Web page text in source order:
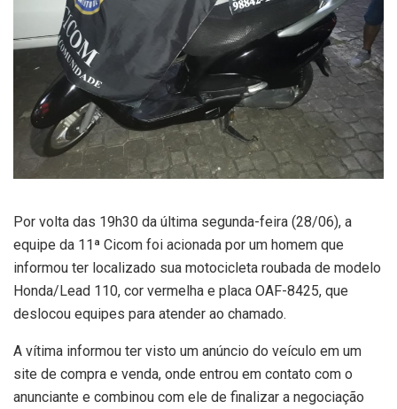
Por volta das 19h30 da última segunda-feira (28/06), a
equipe da 11ª Cicom foi acionada por um homem que
informou ter localizado sua motocicleta roubada de modelo
Honda/Lead 110, cor vermelha e placa OAF-8425, que
deslocou equipes para atender ao chamado.
A vítima informou ter visto um anúncio do veículo em um
site de compra e venda, onde entrou em contato com o
anunciante e combinou com ele de finalizar a negociação